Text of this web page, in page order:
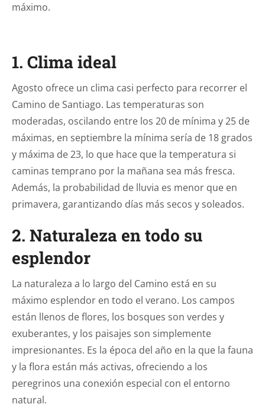
máximo.
1. Clima ideal
Agosto ofrece un clima casi perfecto para recorrer el
Camino de Santiago. Las temperaturas son
moderadas, oscilando entre los 20 de mínima y 25 de
máximas, en septiembre la mínima sería de 18 grados
y máxima de 23, lo que hace que la temperatura si
caminas temprano por la mañana sea más fresca.
Además, la probabilidad de lluvia es menor que en
primavera, garantizando días más secos y soleados.
2. Naturaleza en todo su
esplendor
La naturaleza a lo largo del Camino está en su
máximo esplendor en todo el verano. Los campos
están llenos de flores, los bosques son verdes y
exuberantes, y los paisajes son simplemente
impresionantes. Es la época del año en la que la fauna
y la flora están más activas, ofreciendo a los
peregrinos una conexión especial con el entorno
natural.